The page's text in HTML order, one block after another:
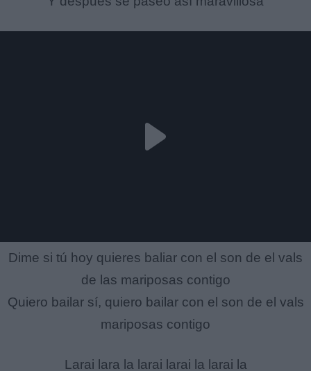
Dime si tú hoy quieres baliar con el son de el vals
de las mariposas contigo
Quiero bailar sí, quiero bailar con el son de el vals
mariposas contigo
Larai lara la larai larai la larai la